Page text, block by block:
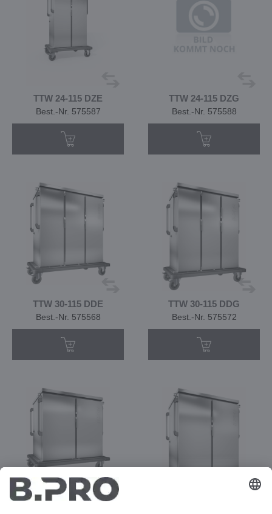
TTW 24-115 DZE
Best.-Nr. 575587
TTW 24-115 DZG
Best.-Nr. 575588
TTW 30-115 DDE
Best.-Nr. 575568
TTW 30-115 DDG
Best.-Nr. 575572